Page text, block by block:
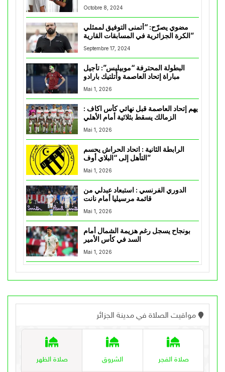
Octobre 8, 2024
مضوي يصرّح: “أتمنى التوفيق لممثلي
الكرة الجزائرية في المسابقات القارية”
Septembre 17, 2024
البطولة المحترفة “موبيليس”: تأجيل
مباراة إتحاد العاصمة وأتلتيك بارادو
Mai 1, 2026
يهم إتحاد العاصمة قبل نهائي كأس اكاف :
Mai 1, 2026
الرابطة الثانية : اتحاد الحراش يحسم
التأهل إلى “البلاي أوف”
Mai 1, 2026
الدوري الفرنسي : استبعاد عبدلي من
قائمة مرسيليا أمام نانت
Mai 1, 2026
بونجاح يسجل رغم هزيمة الشمال أمام
السد في كأس الأمير
Mai 1, 2026